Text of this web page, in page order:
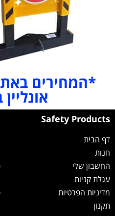
*המחירים
Safety Products
דף הבית
חנות
החשבון שלי
עגלת קניות
מדיניות הפרטיות
תקנון